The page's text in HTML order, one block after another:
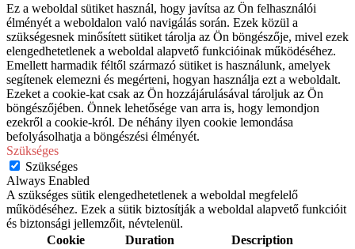
Ez a weboldal sütiket használ, hogy javítsa az Ön felhasználói
élményét a weboldalon való navigálás során. Ezek közül a
szükségesnek minősített sütiket tárolja az Ön böngészője, mivel ezek
elengedhetetlenek a weboldal alapvető funkcióinak működéséhez.
Emellett harmadik féltől származó sütiket is használunk, amelyek
segítenek elemezni és megérteni, hogyan használja ezt a weboldalt.
Ezeket a cookie-kat csak az Ön hozzájárulásával tároljuk az Ön
böngészőjében. Önnek lehetősége van arra is, hogy lemondjon
ezekről a cookie-król. De néhány ilyen cookie lemondása
befolyásolhatja a böngészési élményét.
Szükséges
Szükséges
Always Enabled
A szükséges sütik elengedhetetlenek a weboldal megfelelő
működéséhez. Ezek a sütik biztosítják a weboldal alapvető funkcióit
és biztonsági jellemzőit, névtelenül.
Cookie
Duration Description